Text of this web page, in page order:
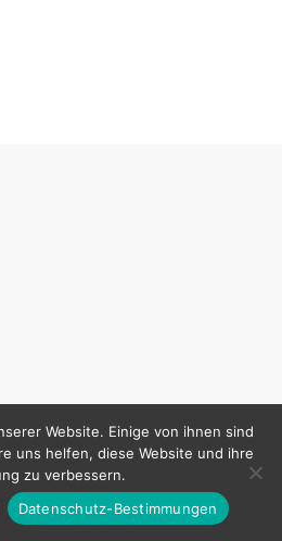
Website. Einige von ihnen sind
uns helfen, diese Website und ihre
zu verbessern.
Datenschutz-Bestimmungen